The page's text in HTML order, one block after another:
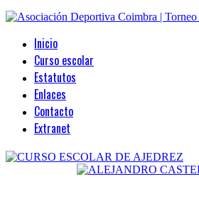
Inicio
Curso escolar
Estatutos
Enlaces
Contacto
Extranet